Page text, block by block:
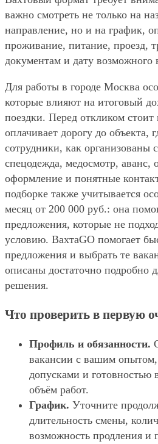
важно смотреть не только на
направление, но и на график,
проживание, питание, проезд,
документам и дату возможного
Для работы в городе Москва
которые влияют на итоговый
поездки. Перед откликом стоит
оплачивает дорогу до объекта,
сотрудники, как организованы
спецодежда, медосмотр, аванс,
оформление и понятные
подборке также учитывается
месяц от 200 000 руб.: она
предложения, которые не
условию. ВахтаGO помогает
предложения и выбрать те
описаны достаточно подробно
решения.
Что проверить в первую
Профиль и обязанности.
вакансии с вашим
допусками и готовностью
объём работ.
График. Уточните
длительность смены,
возможность продления и